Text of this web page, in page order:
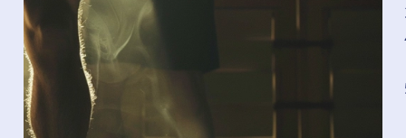
ชั่งน้ำ
หนัก
เพื่อเข้า